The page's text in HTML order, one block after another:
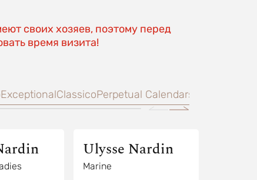
своих хозяев, поэтому перед
время визита!
ExceptionalClassicoPerpetual Calendars
Ulysse Nardin
Marine